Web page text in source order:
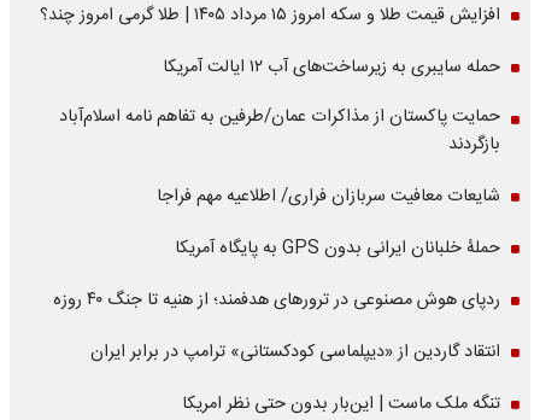
افزایش قیمت طلا و سکه امروز ۱۵ مرداد ۱۴۰۵ | طلا گرمی امروز چند؟
حمله سایبری به زیرساخت‌های آب ۱۲ ایالت آمریکا
حمایت پاکستان از مذاکرات عمان/طرفین به تفاهم نامه اسلام‌آباد
بازگردند
شایعات معافیت سربازان فراری/ اطلاعیه مهم فراجا
حملۀ خلبانان ایرانی بدون GPS به پایگاه آمریکا
ردپای هوش مصنوعی در ترورهای هدفمند؛ از هنیه تا جنگ ۴۰ روزه
انتقاد گاردین از «دیپلماسی کودکستانی» ترامپ در برابر ایران
تنگه ملک ماست | این‌بار بدون حتی نظر امریکا